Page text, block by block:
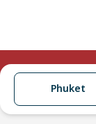
Phuket